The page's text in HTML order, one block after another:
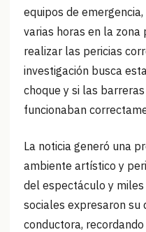
equipos de
varias horas en la zona
realizar las pericias
investigación busca
choque y si las
funcionaban
La noticia generó una
ambiente artístico y
del espectáculo y
sociales expresaron su
conductora,